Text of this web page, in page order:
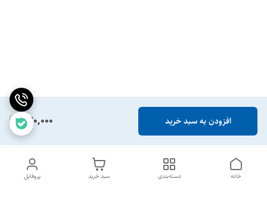
770,000 افزودن به سبد خرید
پروفایل سبد خرید دسته‌بندی خانه